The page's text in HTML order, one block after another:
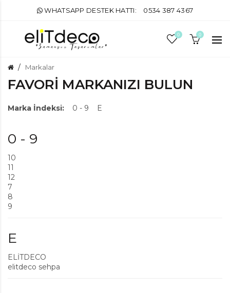
WHATSAPP DESTEK HATTI: 0534 387 4367
0 0
Markalar
FAVORI MARKANIZI BULUN
Marka İndeksi: 0 - 9 E
0 - 9
10
11
12
7
8
9
E
ELİTDECO
elitdeco sehpa